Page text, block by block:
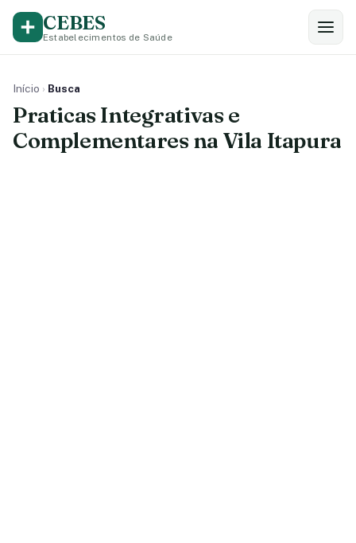
CEBES
Estabelecimentos de Saúde
Início › Busca
Praticas Integrativas e
Complementares na Vila Itapura